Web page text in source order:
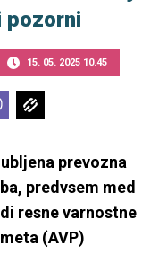
pozorni
15. 05. 2025 10.45
prevozna
predvsem med
resne varnostne
(AVP)